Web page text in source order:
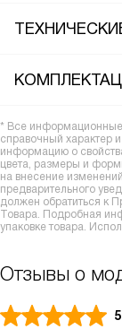
* Все
справочный характер
информацию о
цвета, размеры и
на внесение
предварительного
должен обратиться к
Товара. Подробная
упаковке товара.
Отзывы о
5